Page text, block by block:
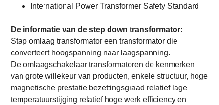
International Power Transformer Safety Standard
De informatie van destep downtransformator:
Stap omlaag transformator eentransformator die
converteert hoogspanning naar laagspanning.
De omlaagschakelaar transformatoren de kenmerken
van grote willekeur van producten, enkele structuur, hoge
magnetische prestatie bezettingsgraad relatief lage
temperatuurstijging relatief hoge werk efficiency en